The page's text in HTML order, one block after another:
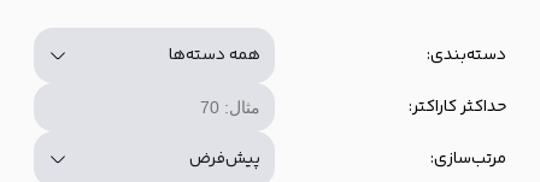
دسته‌بندی:
حداکثر کاراکتر:
مرتب‌سازی: